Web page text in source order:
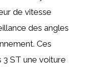
de vitesse
des angles
Ces
ST une voiture